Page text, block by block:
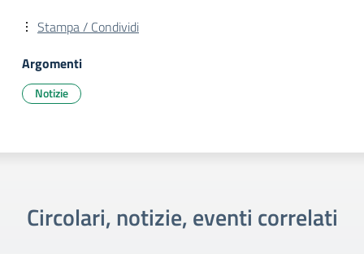
Stampa / Condividi
Argomenti
Notizie
Circolari, notizie, eventi correlati